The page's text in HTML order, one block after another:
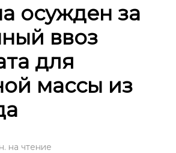
осужден за
ввоз
для
массы из
на чтение